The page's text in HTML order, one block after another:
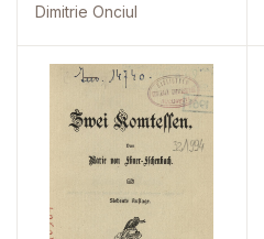
Dimitrie Onciul